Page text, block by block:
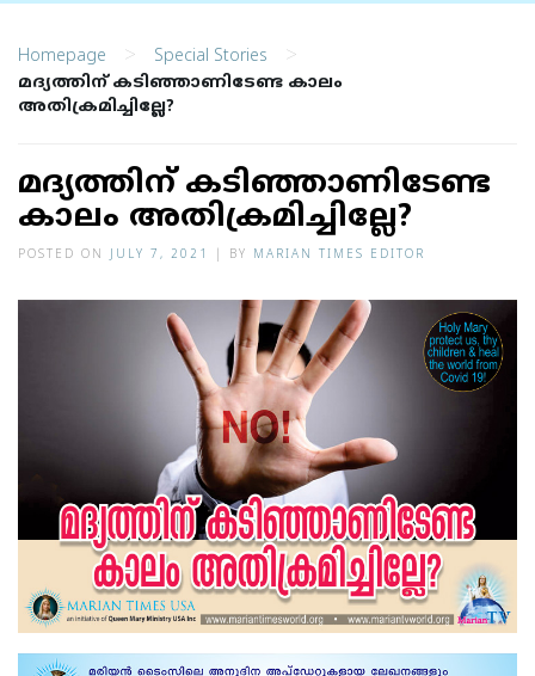
Homepage > Special Stories >
മദ്യത്തിന് കടിഞ്ഞാണിടേണ്ട കാലം
അതിക്രമിച്ചില്ലേ?
മദ്യത്തിന് കടിഞ്ഞാണിടേണ്ട
കാലം അതിക്രമിച്ചില്ലേ?
POSTED ON JULY 7, 2021 BY MARIAN TIMES EDITOR